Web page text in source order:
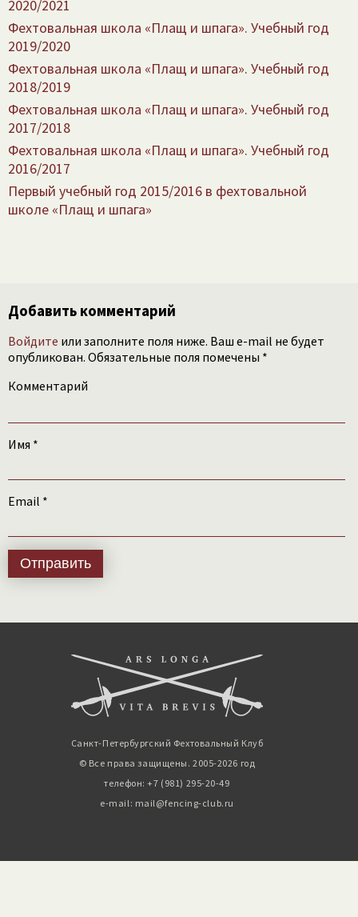
2020/​2021
Фехтовальная школа «Плащ и шпага». Учебный год
2019/​2020
Фехтовальная школа «Плащ и шпага». Учебный год
2018/​2019
Фехтовальная школа «Плащ и шпага». Учебный год
2017/​2018
Фехтовальная школа «Плащ и шпага». Учебный год
2016/​2017
Первый учебный год 2015/​2016 в фехтовальной
школе «Плащ и шпага»
Добавить комментарий
Войдите или заполните поля ниже. Ваш e-mail не будет
опубликован. Обязательные поля помечены *
Комментарий
Имя *
Email *
Санкт-Петербургский Фехтовальный Клуб
© Все права защищены. 2005-2026 год
телефон: +7 (981) 295-20-49
e-mail: mail@fencing-club.ru